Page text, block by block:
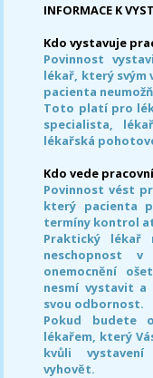
INFORMACE K
Kdo vystavuje
Povinnost
lékař, který svým
pacienta
Toto platí pro
specialista,
lékařská
Kdo vede
Povinnost vést
který pacienta
termíny kontrol
Praktický lékař
neschopnost
onemocnění
nesmí vystavit a
svou odbornost.
Pokud budete
lékařem, který
kvůli vystavení
vyhovět.